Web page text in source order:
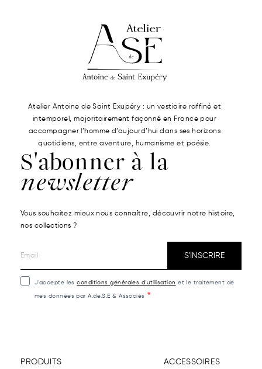
Atelier Antoine de Saint Exupéry : un vestiaire raffiné et
intemporel, majoritairement façonné en France pour
accompagner l’homme d’aujourd’hui dans ses horizons
quotidiens, entre aventure, humanisme et poésie.
S'abonner à la
newsletter
Vous souhaitez mieux nous connaître, découvrir notre histoire,
nos collections ?
S'INSCRIRE
J’accepte lesconditions générales d’utilisation et le traitement de
mes données par A.de.S.E & Associés
PRODUITS ACCESSOIRES